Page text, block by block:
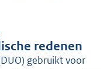
redenen